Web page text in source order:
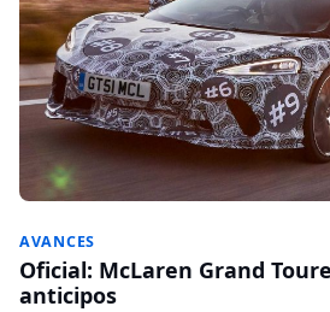
AVANCES
Oficial: McLaren Grand
anticipos